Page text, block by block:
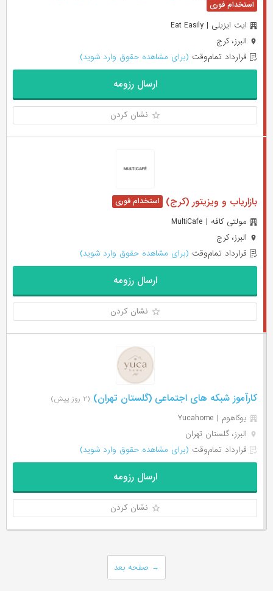
ایت ایزیلی | Eat Easily
البرز، کرج
قرارداد تمام‌وقت (برای مشاهده حقوق وارد شوید)
ارسال رزومه
نشان کردن
بازاریاب و ویزیتور (کرج)
مولتی کافه | MultiCafe
البرز، کرج
قرارداد تمام‌وقت (برای مشاهده حقوق وارد شوید)
ارسال رزومه
نشان کردن
کارآموز شبکه های اجتماعی (گلستان تهران) (۲ روز پیش)
یوکاهوم | Yucahome
البرز، گلستان تهران
قرارداد تمام‌وقت (برای مشاهده حقوق وارد شوید)
ارسال رزومه
نشان کردن
صفحه بعد →